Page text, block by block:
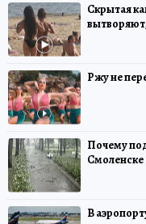
Скрытая
Ржу не
Почему
Смоленске
В